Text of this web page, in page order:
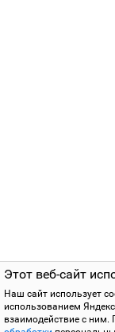
Этот веб-сайт
Наш сайт использует
использованием
взаимодействие с ним.